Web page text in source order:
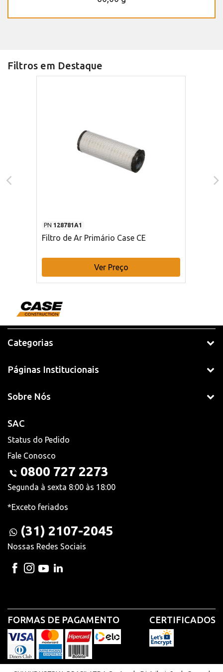
Filtros em Destaque
PN 128781A1
Filtro de Ar Primário Case CE
Ver Preço
Categorias
Páginas Institucionais
Sobre Nós
SAC
Status do Pedido
Fale Conosco
0800 727 2273
Segunda à sexta 8:00 às 18:00
*Exceto feriados
(31) 2107-2045
Nossas Redes Sociais
FORMAS DE PAGAMENTO CERTIFICADOS